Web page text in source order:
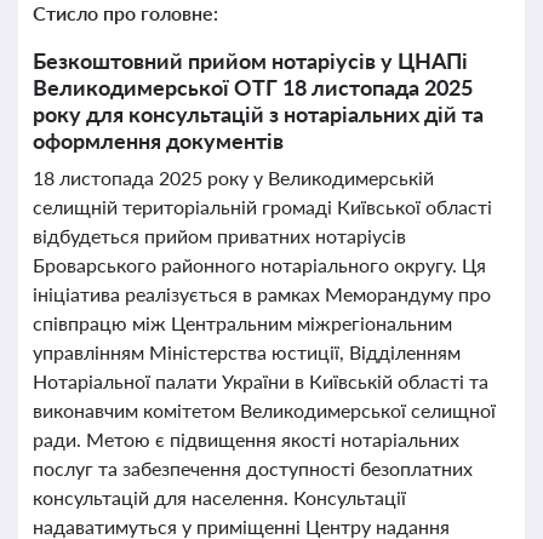
Стисло про головне:
Безкоштовний прийом нотаріусів у ЦНАПі
Великодимерської ОТГ 18 листопада 2025
року для консультацій з нотаріальних дій та
оформлення документів
18 листопада 2025 року у Великодимерській
селищній територіальній громаді Київської області
відбудеться прийом приватних нотаріусів
Броварського районного нотаріального округу. Ця
ініціатива реалізується в рамках Меморандуму про
співпрацю між Центральним міжрегіональним
управлінням Міністерства юстиції, Відділенням
Нотаріальної палати України в Київській області та
виконавчим комітетом Великодимерської селищної
ради. Метою є підвищення якості нотаріальних
послуг та забезпечення доступності безоплатних
консультацій для населення. Консультації
надаватимуться у приміщенні Центру надання